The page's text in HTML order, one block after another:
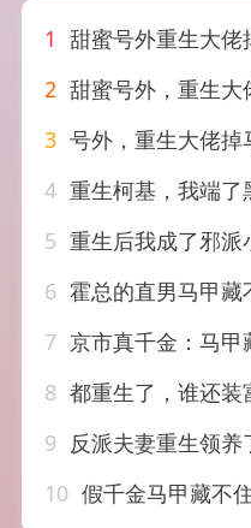
1 甜蜜号外重生大佬
2 甜蜜号外，重生大佬掉马甲了&
3 号外，重生大佬
4 重生柯基，我端了黑恶斗犬窝2&
5 重生后我成了邪派
6 霍总的直男马甲藏
7 京市真千金：马甲藏不住了&
8 都重生了，谁还装富二代3D版&
9 反派夫妻重生领养
10 假千金马甲藏不